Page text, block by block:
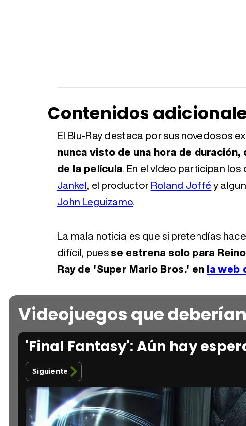
Contenidos
El Blu-Ray destaca por sus novedosos
nunca visto de una hora de
de la película. En el vídeo participan los
Jankel, el productorRoland Jofféy
John Leguizamo.
La mala noticia es que si pretendías
difícil, puesse estrena solo para
Ray de 'Super Mario Bros.' enla web
Videojuegos que
'Final Fantasy': Aún hay
Siguiente